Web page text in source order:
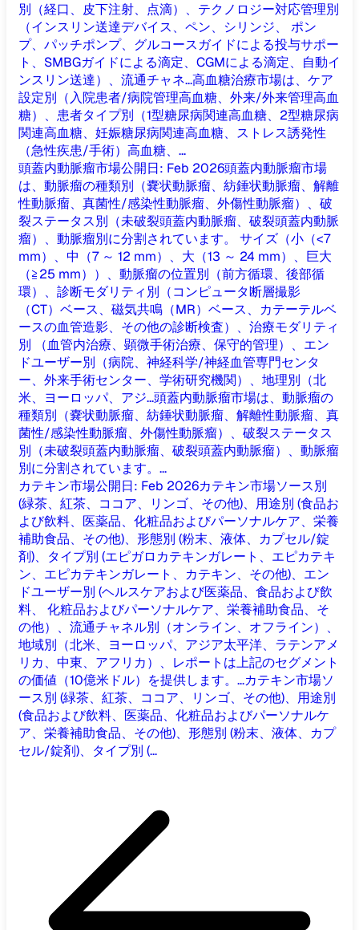
別（経口、皮下注射、点滴）、テクノロジー対応管理別
（インスリン送達デバイス、ペン、シリンジ、 ポン
プ、パッチポンプ、グルコースガイドによる投与サポー
ト、SMBGガイドによる滴定、CGMによる滴定、自動イ
ンスリン送達）、流通チャネ...高血糖治療市場は、ケア
設定別（入院患者/病院管理高血糖、外来/外来管理高血
糖）、患者タイプ別（1型糖尿病関連高血糖、2型糖尿病
関連高血糖、妊娠糖尿病関連高血糖、ストレス誘発性
（急性疾患/手術）高血糖、...
頭蓋内動脈瘤市場公開日: Feb 2026頭蓋内動脈瘤市場
は、動脈瘤の種類別（嚢状動脈瘤、紡錘状動脈瘤、解離
性動脈瘤、真菌性/感染性動脈瘤、外傷性動脈瘤）、破
裂ステータス別（未破裂頭蓋内動脈瘤、破裂頭蓋内動脈
瘤）、動脈瘤別に分割されています。 サイズ（小（<7
mm）、中（7 ～ 12 mm）、大（13 ～ 24 mm）、巨大
（≧25 mm））、動脈瘤の位置別（前方循環、後部循
環）、診断モダリティ別（コンピュータ断層撮影
（CT）ベース、磁気共鳴（MR）ベース、カテーテルベ
ースの血管造影、その他の診断検査）、治療モダリティ
別 （血管内治療、顕微手術治療、保守的管理）、エン
ドユーザー別（病院、神経科学/神経血管専門センタ
ー、外来手術センター、学術研究機関）、地理別（北
米、ヨーロッパ、アジ...頭蓋内動脈瘤市場は、動脈瘤の
種類別（嚢状動脈瘤、紡錘状動脈瘤、解離性動脈瘤、真
菌性/感染性動脈瘤、外傷性動脈瘤）、破裂ステータス
別（未破裂頭蓋内動脈瘤、破裂頭蓋内動脈瘤）、動脈瘤
別に分割されています。...
カテキン市場公開日: Feb 2026カテキン市場ソース別
(緑茶、紅茶、ココア、リンゴ、その他)、用途別 (食品お
よび飲料、医薬品、化粧品およびパーソナルケア、栄養
補助食品、その他)、形態別 (粉末、液体、カプセル/錠
剤)、タイプ別 (エピガロカテキンガレート、エピカテキ
ン、エピカテキンガレート、カテキン、その他)、エン
ドユーザー別 (ヘルスケアおよび医薬品、食品および飲
料、 化粧品およびパーソナルケア、栄養補助食品、そ
の他）、流通チャネル別（オンライン、オフライン）、
地域別（北米、ヨーロッパ、アジア太平洋、ラテンアメ
リカ、中東、アフリカ）、レポートは上記のセグメント
の価値（10億米ドル）を提供します。...カテキン市場ソ
ース別 (緑茶、紅茶、ココア、リンゴ、その他)、用途別
(食品および飲料、医薬品、化粧品およびパーソナルケ
ア、栄養補助食品、その他)、形態別 (粉末、液体、カプ
セル/錠剤)、タイプ別 (...